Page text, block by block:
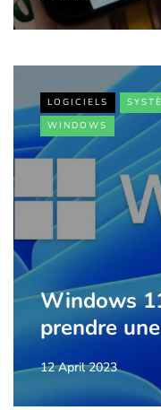
LOGICIELS
WINDOWS
Windows
prendre
12 April 2023